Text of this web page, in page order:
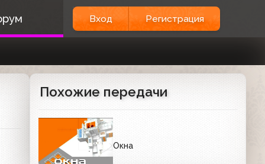
Вход Регистрация
Похожие передачи
Окна